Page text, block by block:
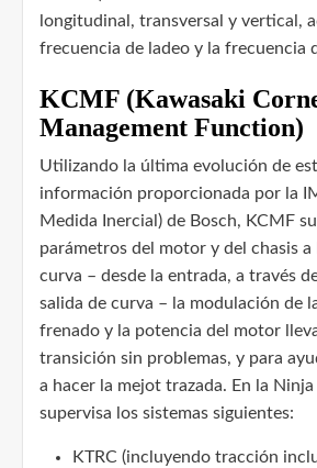
longitudinal, transversal y vertical,
frecuencia de ladeo y la frecuencia
KCMF (Kawasaki
Management Function)
Utilizando la última evolución de
información proporcionada por la
Medida Inercial) de Bosch, KCMF
parámetros del motor y del chasis a
curva – desde la entrada, a través
salida de curva – la modulación de
frenado y la potencia del motor
transición sin problemas, y para
a hacer la mejot trazada. En la
supervisa los sistemas siguientes:
KTRC (incluyendo tracción